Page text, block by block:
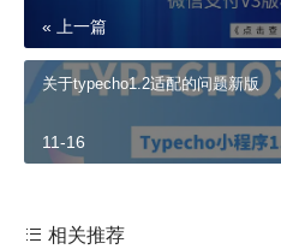
« 上一篇
关于typecho1.2适配的问题新版
11-16
相关推荐